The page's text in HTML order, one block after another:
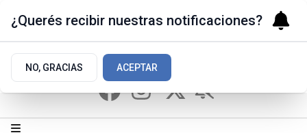
¿Querés recibir nuestras notificaciones?
NO, GRACIAS ACEPTAR